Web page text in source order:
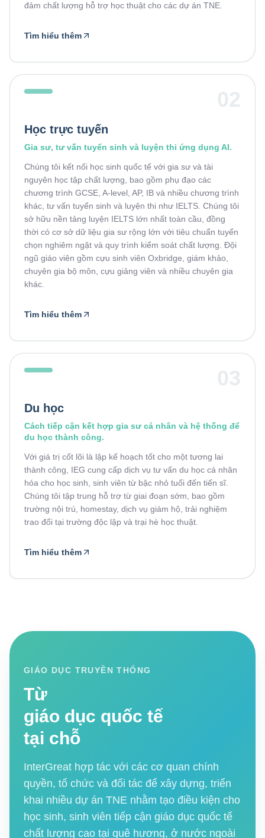
đảm chất lượng hỗ trợ học thuật cho các dự án TNE.
Tìm hiểu thêm
Học trực tuyến
Gia sư, tư vấn tuyển sinh và luyện thi ứng dụng AI.
Chúng tôi kết nối học sinh quốc tế với gia sư và tài
nguyên học tập chất lượng, bao gồm phụ đạo các
chương trình GCSE, A-level, AP, IB và nhiều chương trình
khác, tư vấn tuyển sinh và luyện thi như IELTS. Chúng tôi
sở hữu nền tảng luyện IELTS lớn nhất toàn cầu, đồng
thời có cơ sở dữ liệu gia sư rộng lớn với tiêu chuẩn tuyển
chọn nghiêm ngặt và quy trình kiểm soát chất lượng. Đội
ngũ giáo viên gồm cựu sinh viên Oxbridge, giám khảo,
chuyên gia bộ môn, cựu giảng viên và nhiều chuyên gia
khác.
Tìm hiểu thêm
Du học
Cách tiếp cận kết hợp gia sư cá nhân và hệ thống để
du học thành công.
Với giá trị cốt lõi là lập kế hoạch tốt cho một tương lai
thành công, IEG cung cấp dịch vụ tư vấn du học cá nhân
hóa cho học sinh, sinh viên từ bậc nhỏ tuổi đến tiến sĩ.
Chúng tôi tập trung hỗ trợ từ giai đoạn sớm, bao gồm
trường nội trú, homestay, dịch vụ giám hộ, trải nghiệm
trao đổi tại trường độc lập và trại hè học thuật.
Tìm hiểu thêm
GIÁO DỤC TRUYỀN THỐNG
Từ
giáo dục quốc tế
tại chỗ
InterGreat hợp tác với các cơ quan chính
quyền, tổ chức và đối tác để xây dựng, triển
khai nhiều dự án TNE nhằm tạo điều kiện cho
học sinh, sinh viên tiếp cận giáo dục quốc tế
chất lượng cao tại quê hương, ở nước ngoài